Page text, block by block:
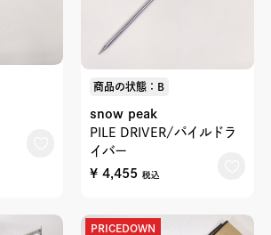
商品の状態：B
snow peak
PILE DRIVER/パイルドラ
イバー
¥ 4,455 税込
PRICEDOWN